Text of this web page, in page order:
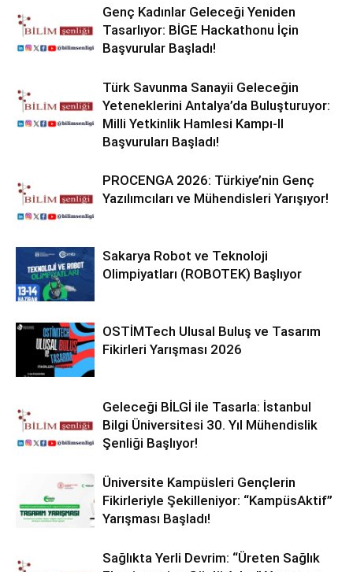
Genç Kadınlar Geleceği Yeniden
Tasarlıyor: BİGE Hackathonu İçin
Başvurular Başladı!
Türk Savunma Sanayii Geleceğin
Yeteneklerini Antalya’da Buluşturuyor:
Milli Yetkinlik Hamlesi Kampı-II
Başvuruları Başladı!
PROCENGA 2026: Türkiye’nin Genç
Yazılımcıları ve Mühendisleri Yarışıyor!
Sakarya Robot ve Teknoloji
Olimpiyatları (ROBOTEK) Başlıyor
OSTİMTech Ulusal Buluş ve Tasarım
Fikirleri Yarışması 2026
Geleceği BİLGİ ile Tasarla: İstanbul
Bilgi Üniversitesi 30. Yıl Mühendislik
Şenliği Başlıyor!
Üniversite Kampüsleri Gençlerin
Fikirleriyle Şekilleniyor: “KampüsAktif”
Yarışması Başladı!
Sağlıkta Yerli Devrim: “Üreten Sağlık